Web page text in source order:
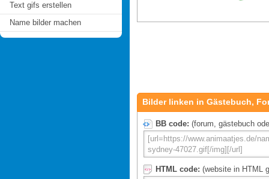
Text gifs erstellen
Name bilder machen
Bilder linken in Gästebuch,
BB code: (forum, gästebuch
HTML code: (website in HTML